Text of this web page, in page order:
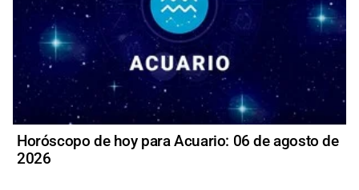
Horóscopo de hoy para Acuario: 06 de agosto de
2026